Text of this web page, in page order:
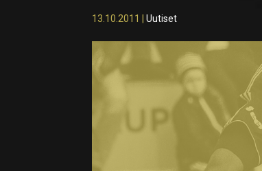
13.10.2011 |Uutiset